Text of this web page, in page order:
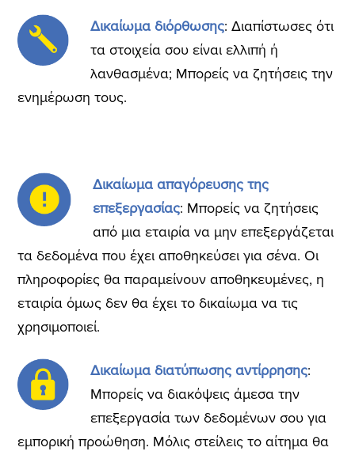
Δικαίωμα διόρθωσης: Διαπίστωσες ότι
τα στοιχεία σου είναι ελλιπή ή
λανθασμένα; Μπορείς να ζητήσεις την
ενημέρωση τους.
Δικαίωμα απαγόρευσης της
επεξεργασίας: Μπορείς να ζητήσεις
από μια εταιρία να μην επεξεργάζεται
τα δεδομένα που έχει αποθηκεύσει για σένα. Οι
πληροφορίες θα παραμείνουν αποθηκευμένες, η
εταιρία όμως δεν θα έχει το δικαίωμα να τις
χρησιμοποιεί.
Δικαίωμα διατύπωσης αντίρρησης:
Μπορείς να διακόψεις άμεσα την
επεξεργασία των δεδομένων σου για
εμπορική προώθηση. Μόλις στείλεις το αίτημα θα